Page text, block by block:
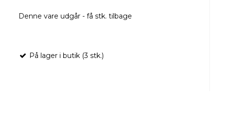
Denne vare udgår - få stk. tilbage
På lager i butik (3 stk.)